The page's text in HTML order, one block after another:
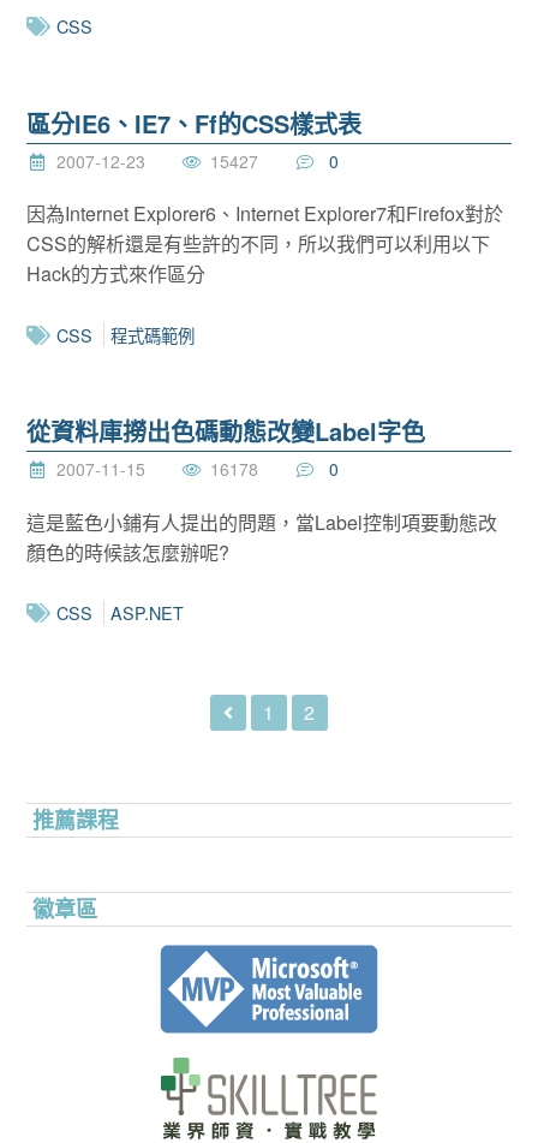
CSS
區分IE6、IE7、Ff的CSS樣式表
2007-12-23 15427 0
因為Internet Explorer6、Internet Explorer7和Firefox對於
CSS的解析還是有些許的不同，所以我們可以利用以下
Hack的方式來作區分
CSS 程式碼範例
從資料庫撈出色碼動態改變Label字色
2007-11-15 16178 0
這是藍色小鋪有人提出的問題，當Label控制項要動態改
顏色的時候該怎麼辦呢?
CSS ASP.NET
1 2
推薦課程
徽章區